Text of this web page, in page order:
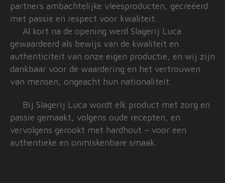
partners ambachtelijke vleesproducten, gecreëerd
met passie en respect voor kwaliteit.
Al kort na de opening werd Slagerij Luca
gewaardeerd als bewijs van de kwaliteit en
authenticiteit van onze eigen productie, en wij zijn
dankbaar voor de waardering en het vertrouwen
van mensen, ongeacht hun nationaliteit.
Bij Slagerij Luca wordt elk product met zorg en
passie gemaakt, volgens oude recepten, en
vervolgens gerookt met hardhout – voor een
authentieke en onmiskenbare smaak.